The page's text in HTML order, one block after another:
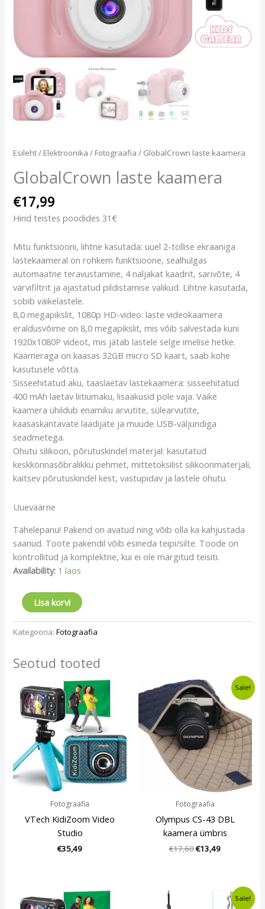
Esileht/ Elektroonika / Fotograafia / GlobalCrown laste kaamera
GlobalCrown laste kaamera
€17,99
Hind teistes poodides 31€
Mitu funktsiooni, lihtne kasutada: uuel 2-tollise ekraaniga
lastekaameral on rohkem funktsioone, sealhulgas
automaatne teravustamine, 4 naljakat kaadrit, sarivõte, 4
värvifiltrit ja ajastatud pildistamise valikud. Lihtne kasutada,
sobib väikelastele.
8,0 megapikslit, 1080p HD-video: laste videokaamera
eraldusvõime on 8,0 megapikslit, mis võib salvestada kuni
1920x1080P videot, mis jätab lastele selge imelise hetke.
Kaameraga on kaasas 32GB micro SD kaart, saab kohe
kasutusele võtta.
Sisseehitatud aku, taaslaetav lastekaamera: sisseehitatud
400 mAh laetav liitiumaku, lisaakusid pole vaja. Väike
kaamera ühildub enamiku arvutite, sülearvutite,
kaasaskantavate laadijate ja muude USB-väljundiga
seadmetega.
Ohutu silikoon, põrutuskindel materjal: kasutatud
keskkonnasõbralikku pehmet, mittetoksilist silikoonmaterjali,
kaitsev põrutuskindel kest, vastupidav ja lastele ohutu.
Uueväärne
Tähelepanu! Pakend on avatud ning võib olla ka kahjustada
saanud. Toote pakendil võib esineda teipi/silte. Toode on
kontrollitud ja komplektne, kui ei ole märgitud teisiti.
Availability: 1 laos
Lisa korvi
Kategooria:Fotograafia
Seotud tooted
Fotograafia
VTech KidiZoom Video
Studio
€35,49
Sale!
Fotograafia
Olympus CS-43 DBL
kaamera ümbris
€17,60
Algne
hind
oli:
€17,60.
€13,49
Current
price
is:
€13,49.
Sale!
Current
price